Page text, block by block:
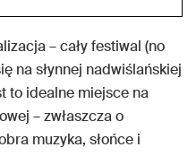
– cały festiwal (no
na słynnej nadwiślańskiej
to idealne miejsce na
– zwłaszcza o
muzyka, słońce i